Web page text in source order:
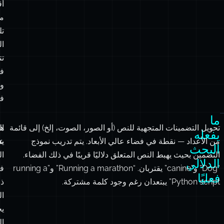
ما
يفعله
البحث
الدلالي
فعليًا
تحويل التضمينات المتجهية للنص (أو الصور، الصوت، إلخ) إلى قائمة
من الأعداد — نقطة في فضاء عالي الأبعاد. يتم تدريب نموذج
التضمين بحيث يهبط النص المتعلق دلاليًا قريبًا في ذلك الفضاء.
“Dog” و”canine” يقتربان. “Running a marathon” و”running a
Python script” يبتعدان رغم وجود كلمة مشتركة.